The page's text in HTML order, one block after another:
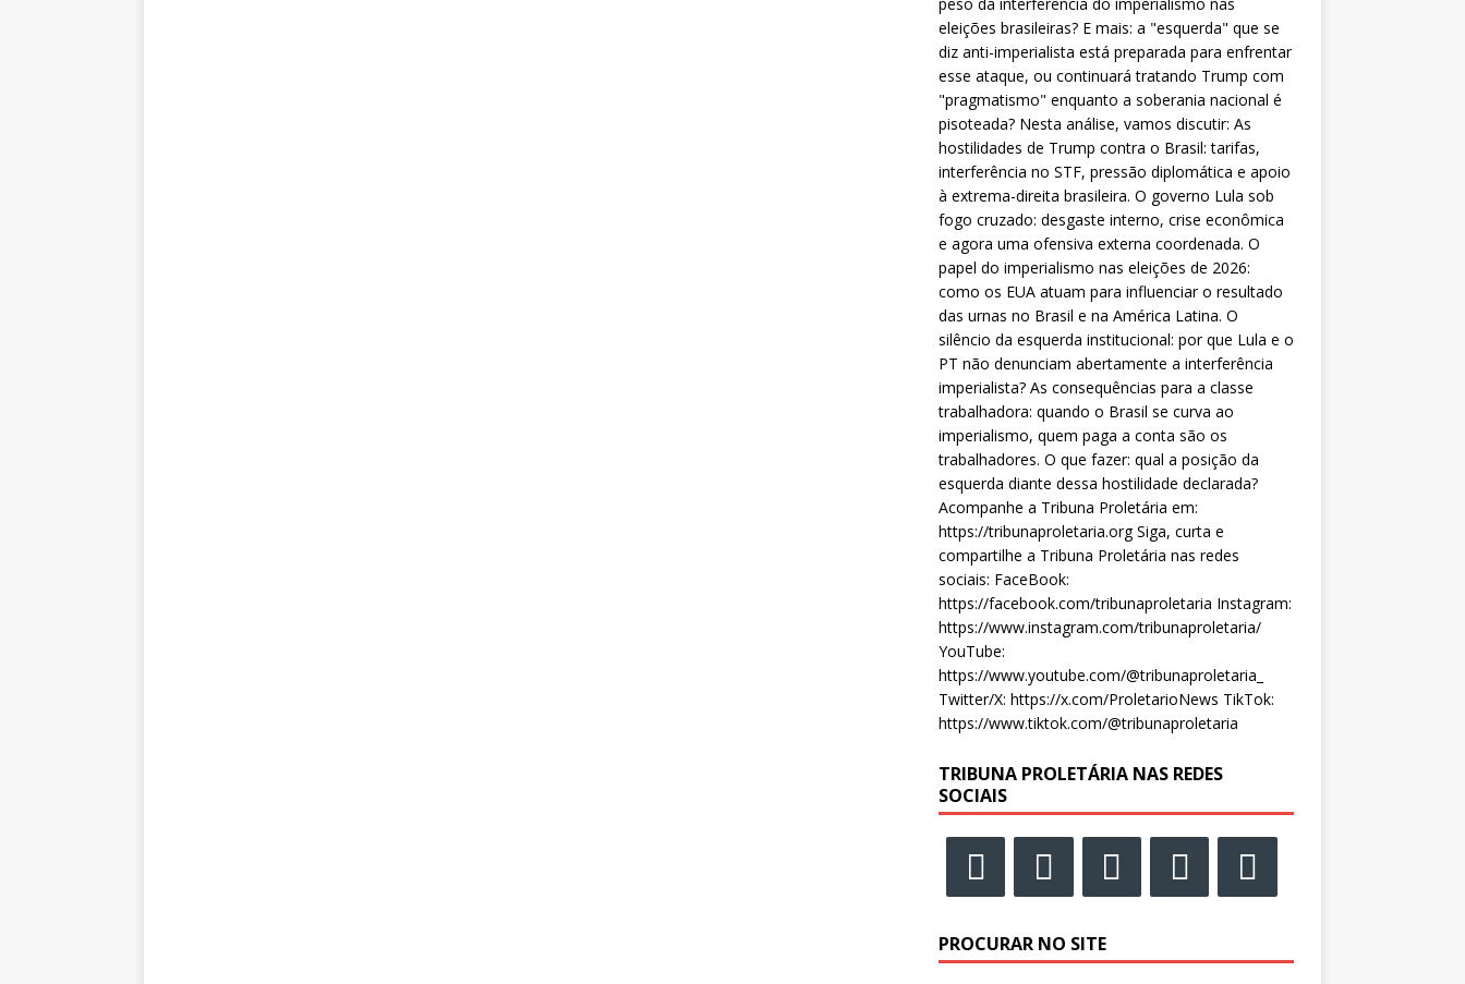
eleições brasileiras? E mais: a "esquerda" que se
diz anti-imperialista está preparada para enfrentar
esse ataque, ou continuará tratando Trump com
"pragmatismo" enquanto a soberania nacional é
pisoteada? Nesta análise, vamos discutir: As
hostilidades de Trump contra o Brasil: tarifas,
interferência no STF, pressão diplomática e apoio
à extrema-direita brasileira. O governo Lula sob
fogo cruzado: desgaste interno, crise econômica
e agora uma ofensiva externa coordenada. O
papel do imperialismo nas eleições de 2026:
como os EUA atuam para influenciar o resultado
das urnas no Brasil e na América Latina. O
silêncio da esquerda institucional: por que Lula e o
PT não denunciam abertamente a interferência
imperialista? As consequências para a classe
trabalhadora: quando o Brasil se curva ao
imperialismo, quem paga a conta são os
trabalhadores. O que fazer: qual a posição da
esquerda diante dessa hostilidade declarada?
Acompanhe a Tribuna Proletária em:
https://tribunaproletaria.org Siga, curta e
compartilhe a Tribuna Proletária nas redes
sociais: FaceBook:
https://facebook.com/tribunaproletaria Instagram:
https://www.instagram.com/tribunaproletaria/
YouTube:
https://www.youtube.com/@tribunaproletaria_
Twitter/X: https://x.com/ProletarioNews TikTok:
https://www.tiktok.com/@tribunaproletaria
TRIBUNA PROLETÁRIA NAS REDES
SOCIAIS
PROCURAR NO SITE